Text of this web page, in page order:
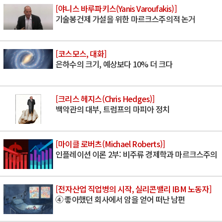
[야니스 바루파키스(Yanis Varoufakis)]
기술봉건제 가설을 위한 마르크스주의적 논거
[코스모스, 대화]
은하수의 크기, 예상보다 10% 더 크다
[크리스 헤지스(Chris Hedges)]
백악관의 대부, 트럼프의 마피아 정치
[마이클 로버츠(Michael Roberts)]
인플레이션 이론 2부: 비주류 경제학과 마르크스주의
[전자산업 직업병의 시작, 실리콘밸리 IBM 노동자]
④ 좋아했던 회사에서 암을 얻어 떠난 남편